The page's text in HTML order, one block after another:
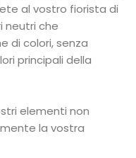
al vostro fiorista di
neutri che
di colori, senza
principali della
elementi non
la vostra